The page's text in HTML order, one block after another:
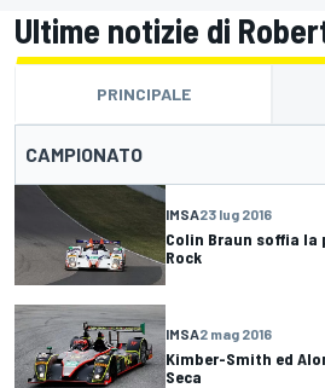
Ultime notizie di
PRINCIPALE
CAMPIONATO
IMSA23 lug 2016
Colin Braun soffia la
Rock
IMSA2 mag 2016
Kimber-Smith ed
Seca